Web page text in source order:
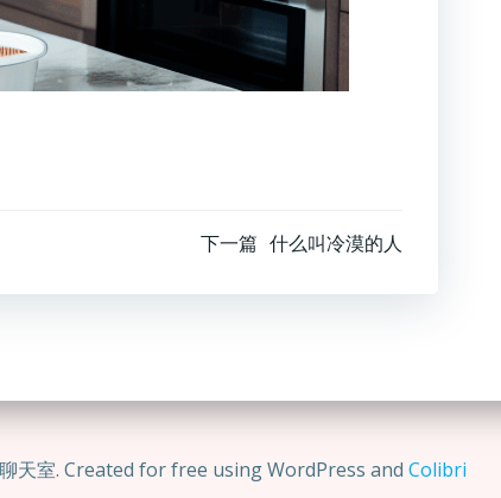
下一篇 什么叫冷漠的人
天室. Created for free using WordPress and Colibri